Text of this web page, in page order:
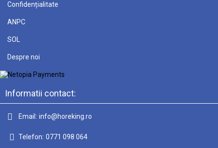
Confidențialitate
ANPC
SOL
Despre noi
Informatii contact:
Email: info@horeking.ro
Telefon: 0771 098 064